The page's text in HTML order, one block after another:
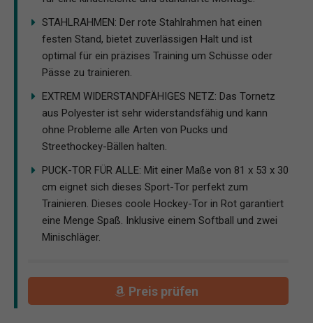
STAHLRAHMEN: Der rote Stahlrahmen hat einen
festen Stand, bietet zuverlässigen Halt und ist
optimal für ein präzises Training um Schüsse oder
Pässe zu trainieren.
EXTREM WIDERSTANDFÄHIGES NETZ: Das Tornetz
aus Polyester ist sehr widerstandsfähig und kann
ohne Probleme alle Arten von Pucks und
Streethockey-Bällen halten.
PUCK-TOR FÜR ALLE: Mit einer Maße von 81 x 53 x 30
cm eignet sich dieses Sport-Tor perfekt zum
Trainieren. Dieses coole Hockey-Tor in Rot garantiert
eine Menge Spaß. Inklusive einem Softball und zwei
Minischläger.
Preis prüfen